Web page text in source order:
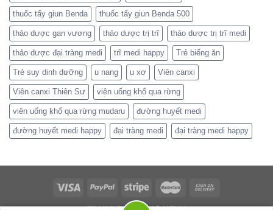
thuốc tẩy giun Benda thuốc tẩy giun Benda 500
thảo dược gan vương thảo dược trị trĩ thảo dược trị trĩ medi
thảo dược đại tràng medi trĩ medi happy Trẻ biếng ăn
Trẻ suy dinh dưỡng u nang u xơ Viên canxi
Viên canxi Thiên Sư viên uống khổ qua rừng
viên uống khổ qua rừng mudaru đường huyết medi
đường huyết medi happy đại tràng medi đại tràng medi happy